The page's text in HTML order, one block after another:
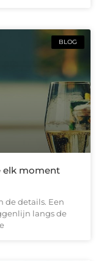
BLOG
elk moment
de details. Een
langs de